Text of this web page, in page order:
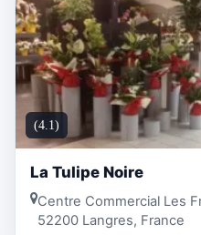
(4.1)
La Tulipe Noire
Centre Commercial Les
52200 Langres, France